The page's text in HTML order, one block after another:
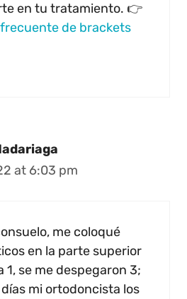
en tu tratamiento. 👉
de brackets
at 6:03 pm
me coloqué
en la parte superior
1, se me despegaron 3;
mi ortodoncista los